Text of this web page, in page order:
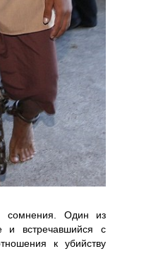
сомнения. Один из
и встречавшийся с
к убийству